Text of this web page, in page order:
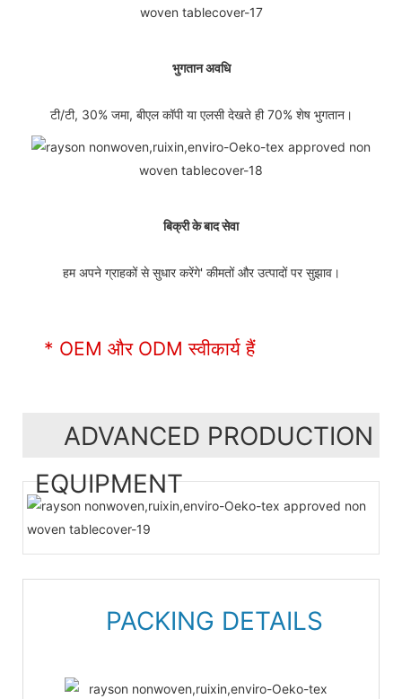
भुगतान अवधि
टी/टी, 30% जमा, बीएल कॉपी या एलसी देखते ही 70% शेष भुगतान।
बिक्री के बाद सेवा
हम अपने ग्राहकों से सुधार करेंगे' कीमतों और उत्पादों पर सुझाव।
* OEM और ODM स्वीकार्य हैं
ADVANCED PRODUCTION
EQUIPMENT
PACKING DETAILS